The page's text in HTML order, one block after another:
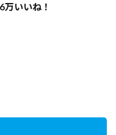
万いいね！